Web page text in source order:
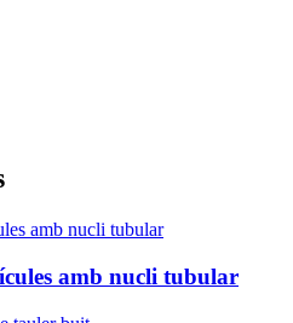
amb nucli tubular